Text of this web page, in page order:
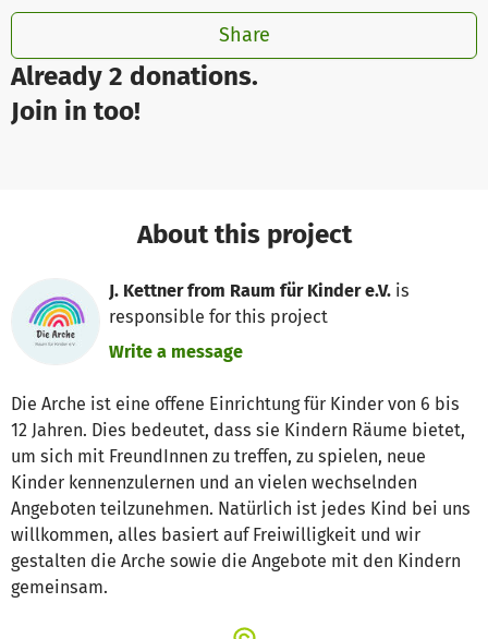
Already 2 donations.
Join in too!
Share
About this project
J. Kettner from Raum für Kinder e.V. is
responsible for this project
Write a message
Die Arche ist eine offene Einrichtung für Kinder von 6 bis
12 Jahren. Dies bedeutet, dass sie Kindern Räume bietet,
um sich mit FreundInnen zu treffen, zu spielen, neue
Kinder kennenzulernen und an vielen wechselnden
Angeboten teilzunehmen. Natürlich ist jedes Kind bei uns
willkommen, alles basiert auf Freiwilligkeit und wir
gestalten die Arche sowie die Angebote mit den Kindern
gemeinsam.